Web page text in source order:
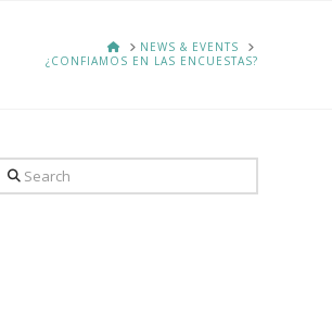
HOMENEWS & EVENTS
¿CONFIAMOS EN LAS ENCUESTAS?
Search